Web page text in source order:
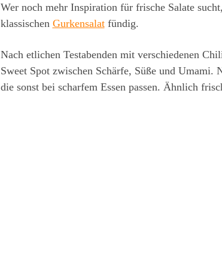
Wer noch mehr Inspiration für frische Salate
klassischen Gurkensalatfündig.
Nach etlichen Testabenden mit verschiedenen
Sweet Spot zwischen Schärfe, Süße und
die sonst bei scharfem Essen passen. Ähnlich